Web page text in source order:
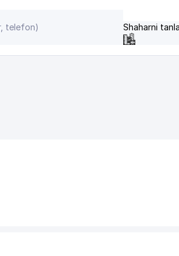
Shaharni